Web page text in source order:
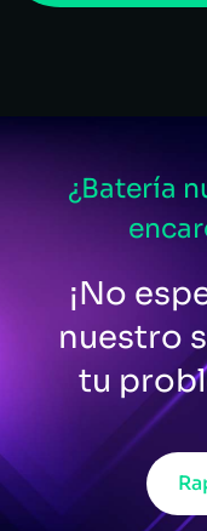
¿Batería
¡No
nuestro
tu